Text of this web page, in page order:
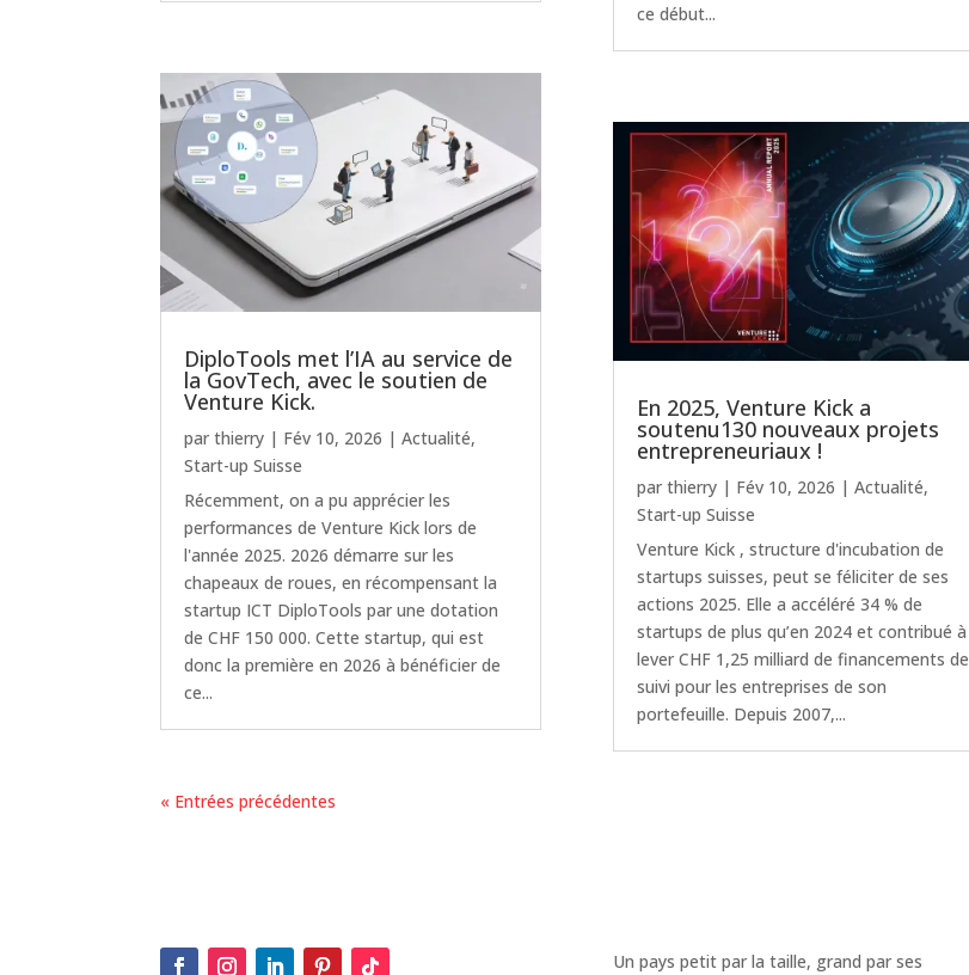
DiploTools met l’IA au service de
la GovTech, avec le soutien de
Venture Kick.
parthierry | Fév 10, 2026 |Actualité,
Start-up Suisse
Récemment, on a pu apprécier les
performances de Venture Kick lors de
l'année 2025. 2026 démarre sur les
chapeaux de roues, en récompensant la
startup ICT DiploTools par une dotation
de CHF 150 000. Cette startup, qui est
donc la première en 2026 à bénéficier de
ce...
ce début...
En 2025, Venture Kick a
soutenu130 nouveaux projets
entrepreneuriaux !
par thierry| Fév 10, 2026 | Actualité,
Start-up Suisse
Venture Kick , structure d'incubation de
startups suisses, peut se féliciter de ses
actions 2025. Elle a accéléré 34 % de
startups de plus qu’en 2024 et contribué à
lever CHF 1,25 milliard de financements de
suivi pour les entreprises de son
portefeuille. Depuis 2007,...
« Entrées précédentes
Un pays petit par la taille, grand par ses